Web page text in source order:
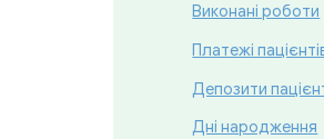
Виконані роботи
Платежі
Депозити
Дні народження